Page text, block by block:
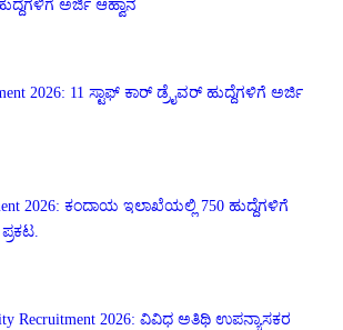
ಅರ್ಜಿ ಆಹ್ವಾನ
2026: 11 ಸ್ಟಾಫ್ ಕಾರ್ ಡ್ರೈವರ್ ಹುದ್ದೆಗಳಿಗೆ ಅರ್ಜಿ
2026: ಕಂದಾಯ ಇಲಾಖೆಯಲ್ಲಿ 750 ಹುದ್ದೆಗಳಿಗೆ
Recruitment 2026: ವಿವಿಧ ಅತಿಥಿ ಉಪನ್ಯಾಸಕರ